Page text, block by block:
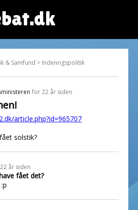
& Samfund > Indenrigspolitik
for 22 år siden
article.php?id=965707
solstik?
år siden
fået det?